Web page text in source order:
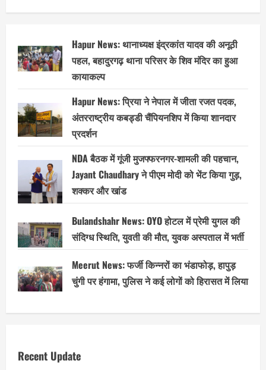
Hapur News: थानाध्यक्ष इंद्रकांत यादव की अनूठी
पहल, बहादुरगढ़ थाना परिसर के शिव मंदिर का हुआ
कायाकल्प
Hapur News: प्रिया ने नेपाल में जीता रजत पदक,
अंतरराष्ट्रीय कबड्डी चैंपियनशिप में किया शानदार
प्रदर्शन
NDA बैठक में गूंजी मुजफ्फरनगर-शामली की पहचान,
Jayant Chaudhary ने पीएम मोदी को भेंट किया गुड़,
शक्कर और खांड
Bulandshahr News: OYO होटल में प्रेमी युगल की
संदिग्ध स्थिति, युवती की मौत, युवक अस्पताल में भर्ती
Meerut News: फर्जी किन्नरों का भंडाफोड़, हापुड़
चुंगी पर हंगामा, पुलिस ने कई लोगों को हिरासत में लिया
Recent Update